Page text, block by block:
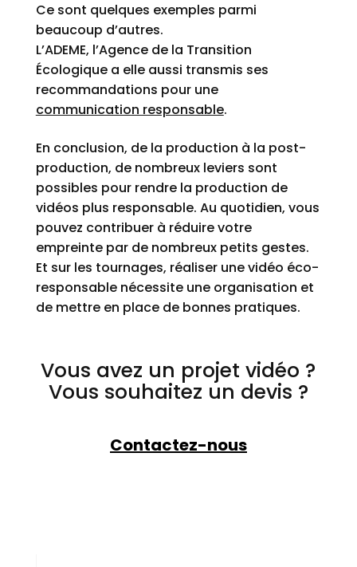
Ce sont quelques exemples parmi
beaucoup d’autres.
L’ADEME, l’Agence de la Transition
Écologique a elle aussi transmis ses
recommandations pour une
communication responsable.
En conclusion, de la production à la post-
production, de nombreux leviers sont
possibles pour rendre la production de
vidéos plus responsable. Au quotidien, vous
pouvez contribuer à réduire votre
empreinte par de nombreux petits gestes.
Et sur les tournages, réaliser une vidéo éco-
responsable nécessite une organisation et
de mettre en place de bonnes pratiques.
Vous avez un projet vidéo ?
Vous souhaitez un devis ?
Contactez-nous